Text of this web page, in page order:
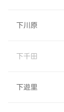
下川原
下千田
下遊里